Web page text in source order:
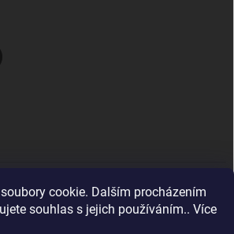
cookie. Dalším procházením
souhlas s jejich používáním.. Více
TYTO PLATEBNÍ METODY